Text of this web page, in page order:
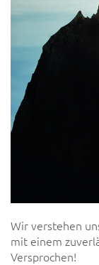
Wir verstehen
mit einem
Versprochen!